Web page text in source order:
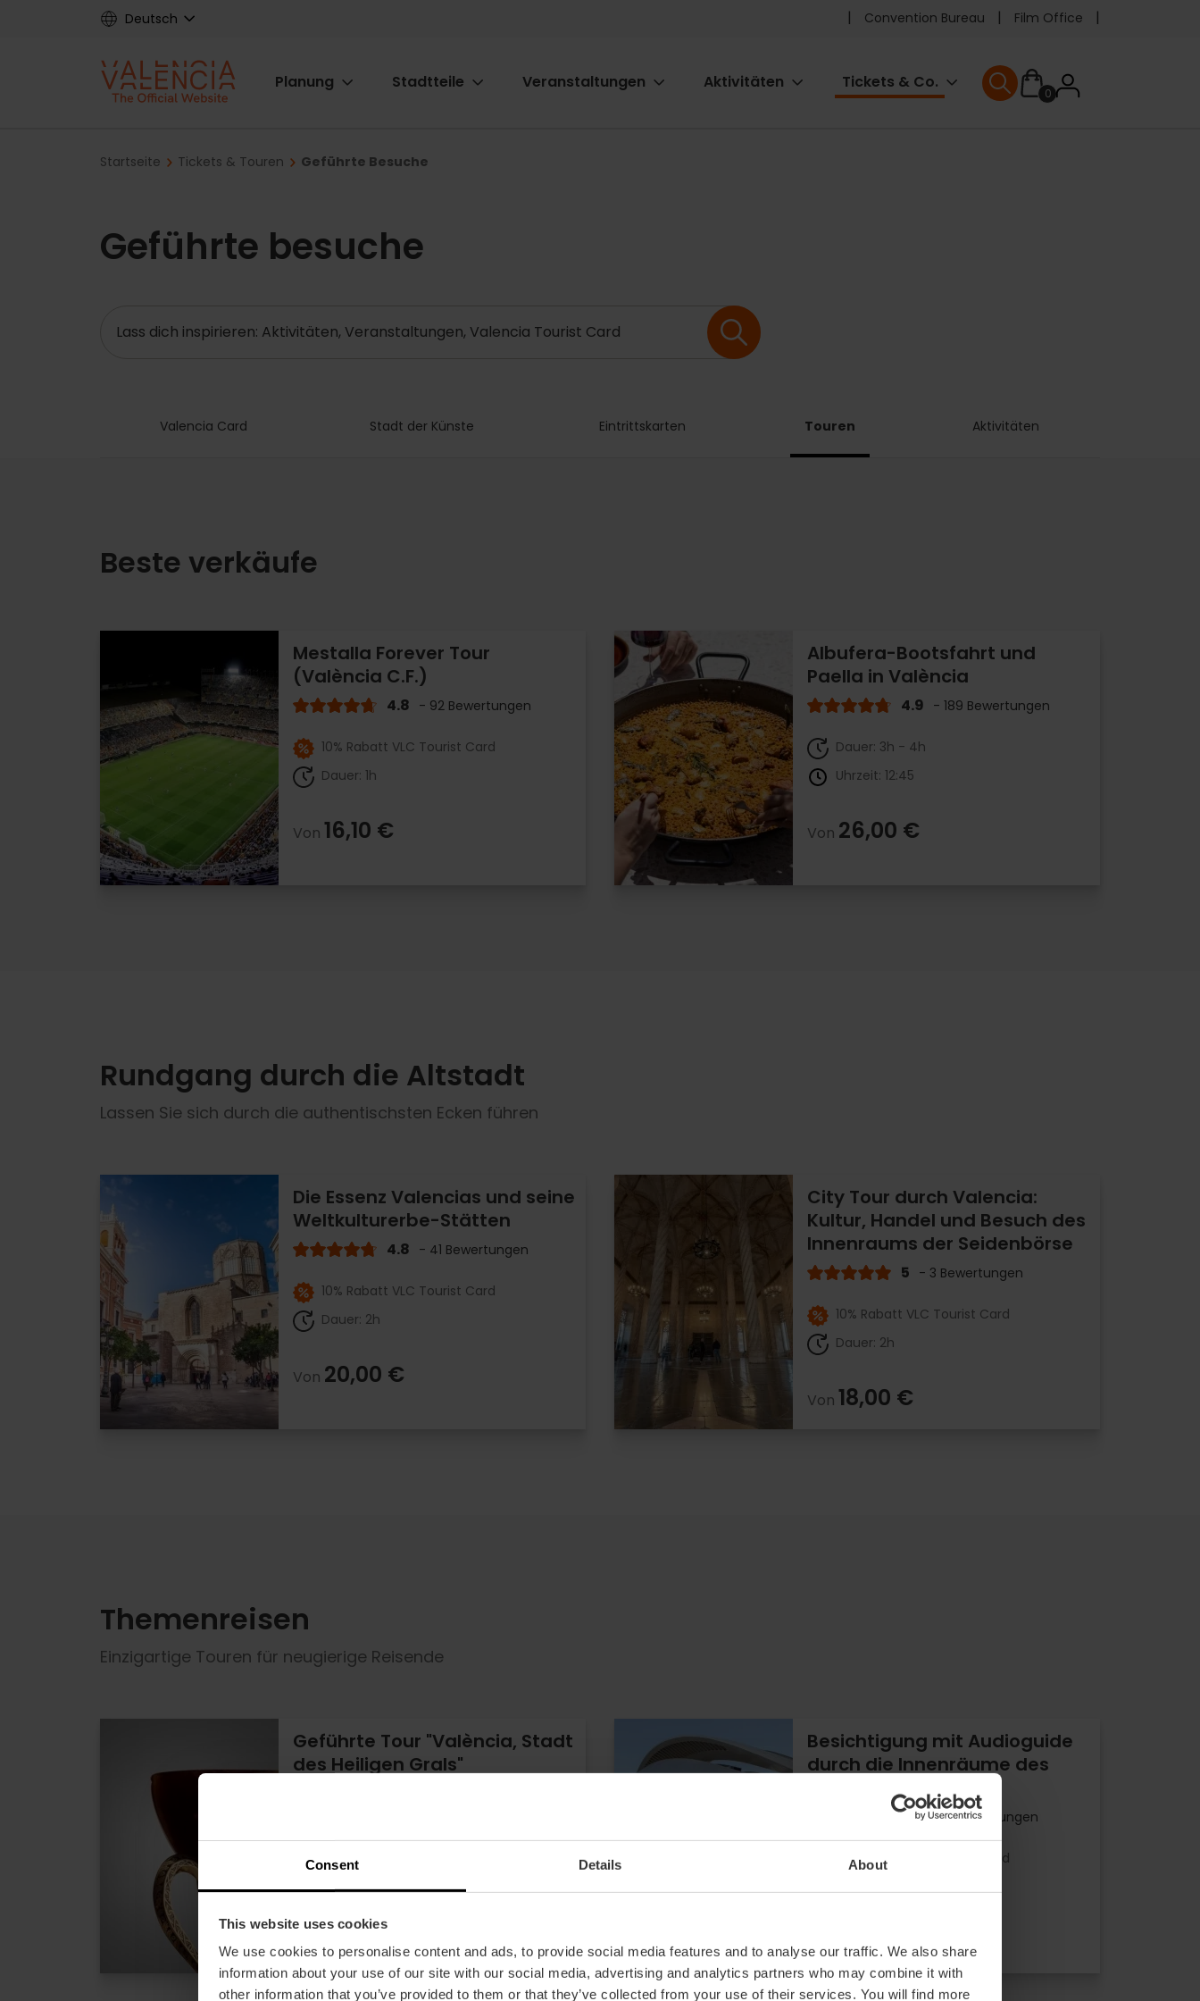
Consent Details About
This website uses cookies
We use cookies to personalise content and ads, to provide social media features and to analyse our traffic. We also share
information about your use of our site with our social media, advertising and analytics partners who may combine it with
other information that you’ve provided to them or that they’ve collected from your use of their services. You will find more
Deutsch
Pre
header
menu
Convention Bureau Film Office
Main
Planung Stadtteile Veranstaltungen Aktivitäten Tickets & Co.
0User
User menu
Breadcrumb
Startseite Tickets & Touren Geführte Besuche
Geführte besuche
Valencia Card Stadt der Künste Eintrittskarten Touren Aktivitäten
Beste verkäufe
Mestalla Forever Tour
(València C.F.)
4.8 - 92 Bewertungen
10% Rabatt VLC Tourist Card
Dauer: 1h
Von 16,10 €
Albufera-Bootsfahrt und
Paella in València
4.9 - 189 Bewertungen
Dauer: 3h - 4h
Uhrzeit: 12:45
Von 26,00 €
Rundgang durch die Altstadt
Lassen Sie sich durch die authentischsten Ecken führen
Die Essenz Valencias und seine
Weltkulturerbe-Stätten
4.8 - 41 Bewertungen
10% Rabatt VLC Tourist Card
Dauer: 2h
Von 20,00 €
City Tour durch Valencia:
Kultur, Handel und Besuch des
Innenraums der Seidenbörse
5 - 3 Bewertungen
10% Rabatt VLC Tourist Card
Dauer: 2h
Von 18,00 €
Themenreisen
Einzigartige Touren für neugierige Reisende
Geführte Tour "València, Stadt
des Heiligen Grals"
Dauer: 2h
Von18,00 €
Besichtigung mit Audioguide
durch die Innenräume des
Palau de les Arts
4.9 - 6 Bewertungen
10% Rabatt VLC Tourist Card
Von14,00 €